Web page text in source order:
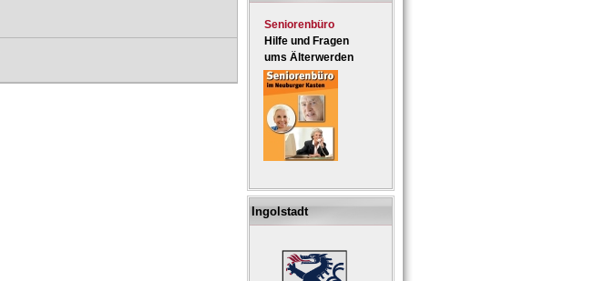
Seniorenbüro
Hilfe und Fragen
ums Älterwerden
Ingolstadt